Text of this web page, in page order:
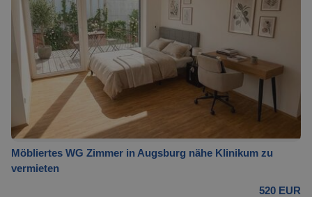
Möbliertes WG Zimmer in Augsburg nähe Klinikum zu
vermieten
520 EUR